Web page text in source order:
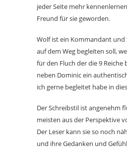
jeder Seite mehr
Freund für sie geworden.
Wolf ist ein Kommandant und
auf dem Weg begleiten soll,
für den Fluch der die 9 Reiche
neben Dominic ein
ich gerne begleitet habe in
Der Schreibstil ist angenehm
meisten aus der Perspektive
Der Leser kann sie so noch
und ihre Gedanken und